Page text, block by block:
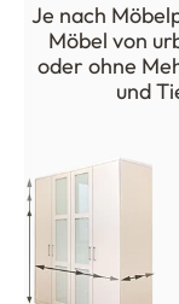
Je nach
Möbel von
oder ohne
und